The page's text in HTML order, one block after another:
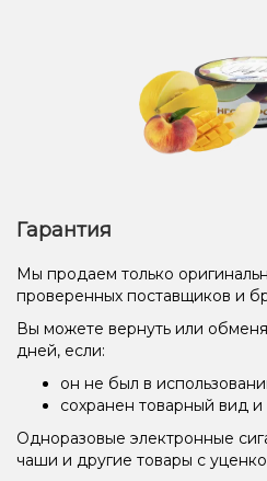
Гарантия
Мы продаем только
проверенных поставщиков и
Вы можете вернуть или
дней, если:
он не был в
сохранен товарный вид и
Одноразовые электронные
чаши и другие товары с